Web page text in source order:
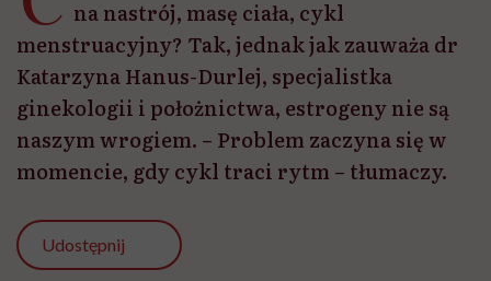
na nastrój, masę ciała, cykl
menstruacyjny? Tak, jednak jak zauważa dr
Katarzyna Hanus-Durlej, specjalistka
ginekologii i położnictwa, estrogeny nie są
naszym wrogiem. – Problem zaczyna się w
momencie, gdy cykl traci rytm – tłumaczy.
Udostępnij